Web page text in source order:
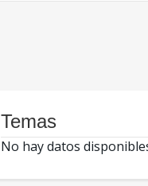
Temas
No hay datos